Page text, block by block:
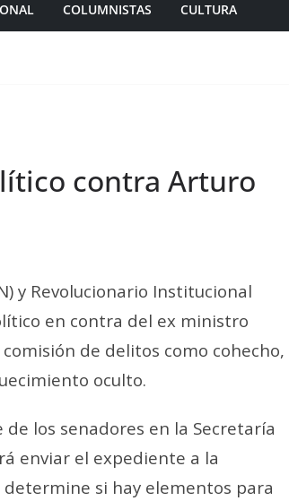
COLUMNISTAS CULTURA
contra Arturo
y Revolucionario Institucional
en contra del ex ministro
de delitos como cohecho,
oculto.
los senadores en la Secretaría
enviar el expediente a la
si hay elementos para